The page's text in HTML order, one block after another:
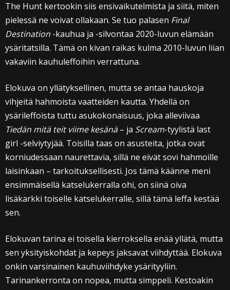
The Hunt kertookin siis ensivaikutelmista ja siitä, miten
pielessä ne voivat ollakaan. Se tuo palasen Final
Destination -kauhua ja -silvontaa 2020-luvun elämään
ysäritatsilla. Tämä on kivan raikas kulma 2010-luvun liian
vakaviin kauhuleffoihin verrattuna.
Elokuva on yllätyksellinen, mutta se antaa hauskoja
vihjeitä hahmoista vaatteiden kautta. Yhdellä on
ysärileffoista tuttu asukokonaisuus, joka alleviivaa
Tiedän mitä teit viime kesänä– ja Scream-tyylistä last
girl -selviytyjää. Toisilla taas on asusteita, jotka ovat
korniudessaan naurettavia, sillä ne eivät sovi hahmoille
laisinkaan – tarkoituksellisesti. Jos tämä käänne meni
ensimmäisellä katselukerralla ohi, on siinä oiva
lisäkarkki toiselle katselukerralle, sillä tämä leffa kestää
sen.
Elokuvan tarina ei toisella kierroksella enää yllätä, mutta
sen yksityiskohdat ja kepeys jaksavat viihdyttää. Elokuva
onkin varsinainen kauhuviihdyke ysärityyliin.
Tarinankerronta on nopea, mutta simppeli. Kestoakin